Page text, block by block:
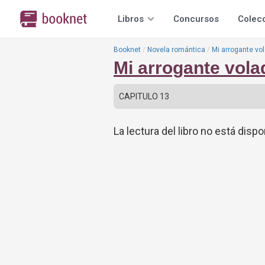
Libros Concursos
Booknet Novela romántica Mi arrogante
Mi arrogante
La lectura del libro no está